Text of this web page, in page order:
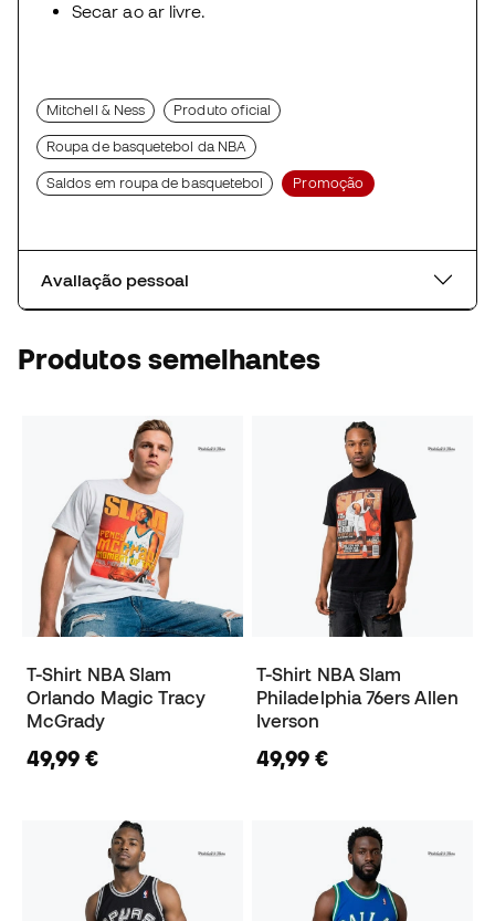
Secar ao ar livre.
Mitchell & Ness Produto oficial
Roupa de basquetebol da NBA
Saldos em roupa de basquetebol Promoção
Avaliação pessoal
Produtos semelhantes
T-Shirt NBA Slam
Orlando Magic Tracy
McGrady
49,99 €
T-Shirt NBA Slam
Philadelphia 76ers Allen
Iverson
49,99 €